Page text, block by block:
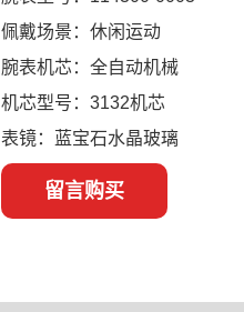
佩戴场景：休闲运动
腕表机芯：全自动机械
机芯型号：3132机芯
表镜：蓝宝石水晶玻璃
留言购买